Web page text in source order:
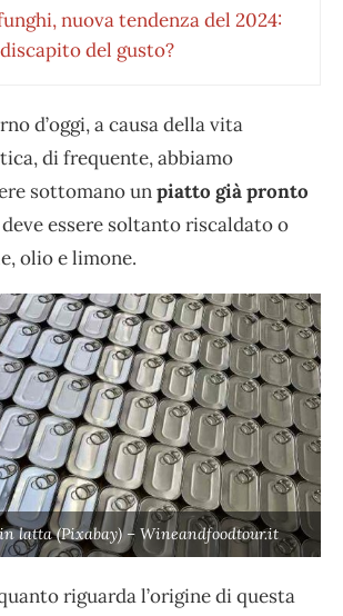
nuova tendenza del 2024:
del gusto?
d’oggi, a causa della vita
di frequente, abbiamo
sottomano unpiatto già pronto
essere soltanto riscaldato o
olio e limone.
latta (Pixabay) – Wineandfoodtour.it
riguarda l’origine di questa